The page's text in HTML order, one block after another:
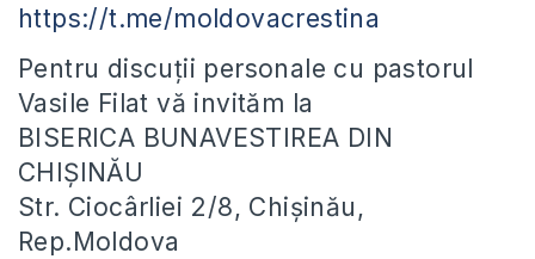
https://t.me/moldovacrestina
Pentru discuții personale cu pastorul
Vasile Filat vă invităm la
BISERICA BUNAVESTIREA DIN
CHIȘINĂU
Str. Ciocârliei 2/8, Chișinău,
Rep.Moldova